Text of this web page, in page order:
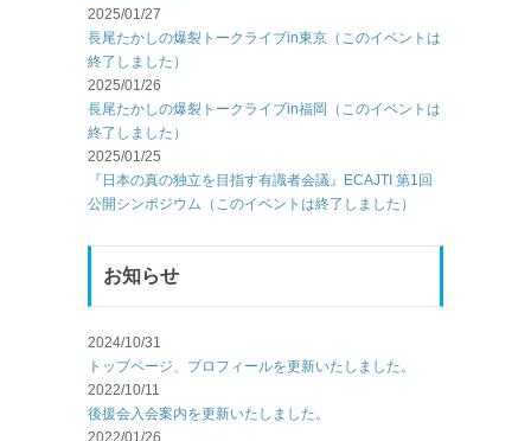
2025/01/27
長尾たかしの爆裂トークライブin東京（このイベントは
終了しました）
2025/01/26
長尾たかしの爆裂トークライブin福岡（このイベントは
終了しました）
2025/01/25
『日本の真の独立を目指す有識者会議』ECAJTI 第1回
公開シンポジウム（このイベントは終了しました）
お知らせ
2024/10/31
トップページ、プロフィールを更新いたしました。
2022/10/11
後援会入会案内を更新いたしました。
2022/01/26